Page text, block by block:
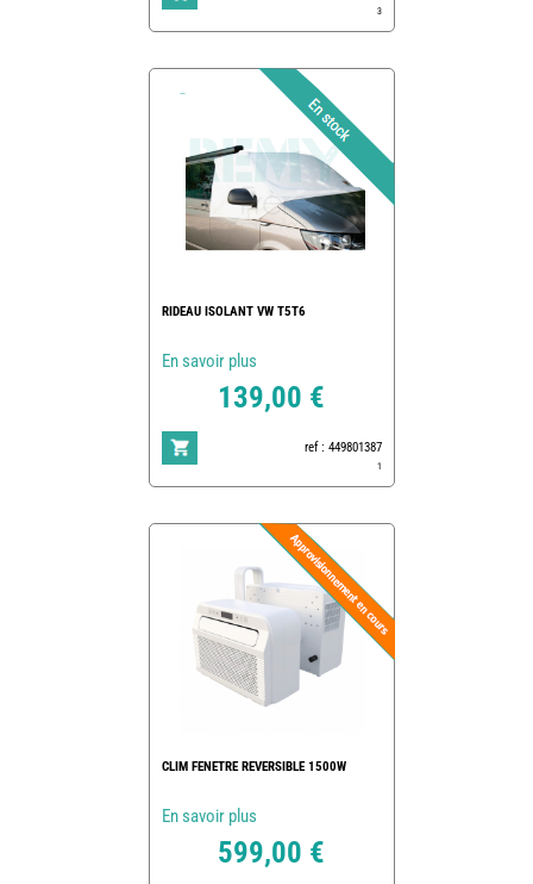
3
RIDEAU ISOLANT VW T5T6
En savoir plus
139,00 €
ref : 449801387
1
CLIM FENETRE REVERSIBLE 1500W
En savoir plus
599,00 €